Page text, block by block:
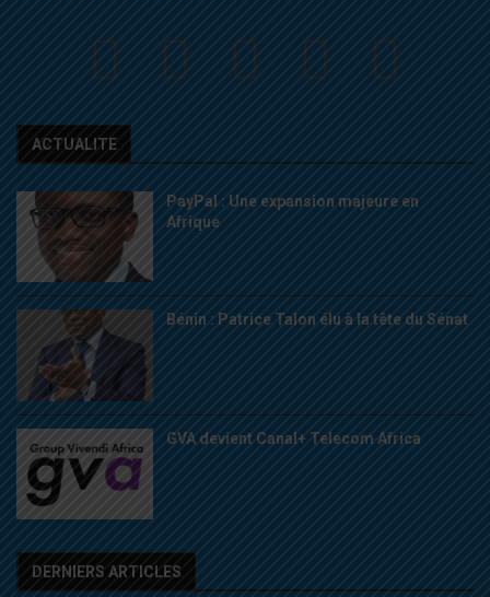
ACTUALITE
PayPal : Une expansion majeure en
Afrique
Bénin : Patrice Talon élu à la tête du Sénat
GVA devient Canal+ Telecom Africa
DERNIERS ARTICLES